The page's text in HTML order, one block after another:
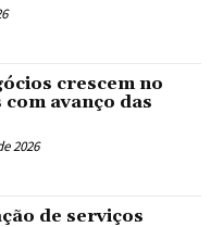
crescem no
com avanço das
2026
de serviços